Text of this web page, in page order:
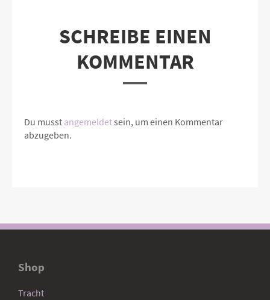
SCHREIBE EINEN
KOMMENTAR
Du musst angemeldetsein, um einen Kommentar
abzugeben.
Shop
Tracht